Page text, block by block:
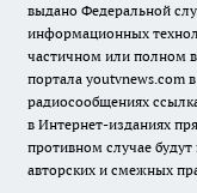
выдано Федеральной
информационных
частичном или полном
портала youtvnews.com
радиосообщениях
в Интернет-изданиях
противном случае
авторских и смежных